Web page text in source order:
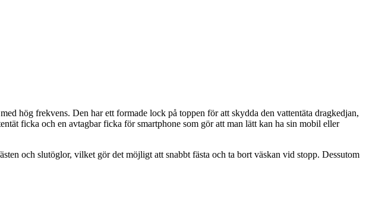
hög frekvens. Den har ett formade lock på toppen för att skydda den vattentäta dragkedjan,
ficka och en avtagbar ficka för smartphone som gör att man lätt kan ha sin mobil eller
och slutöglor, vilket gör det möjligt att snabbt fästa och ta bort väskan vid stopp. Dessutom